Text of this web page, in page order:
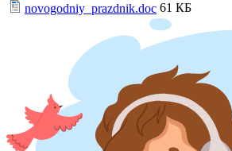
novogodniy_prazdnik.doc 61 КБ